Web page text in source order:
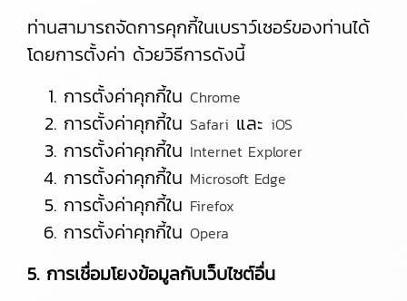
ท่านสามารถจัดการคุกกี้ในเบราว์เซอร์ของท่านได้
โดยการตั้งค่า ด้วยวิธีการดังนี้
การตั้งค่าคุกกี้ใน Chrome
การตั้งค่าคุกกี้ใน Safari และ iOS
การตั้งค่าคุกกี้ใน Internet Explorer
การตั้งค่าคุกกี้ใน Microsoft Edge
การตั้งค่าคุกกี้ใน Firefox
การตั้งค่าคุกกี้ใน Opera
5. การเชื่อมโยงข้อมูลกับเว็บไซต์อื่น